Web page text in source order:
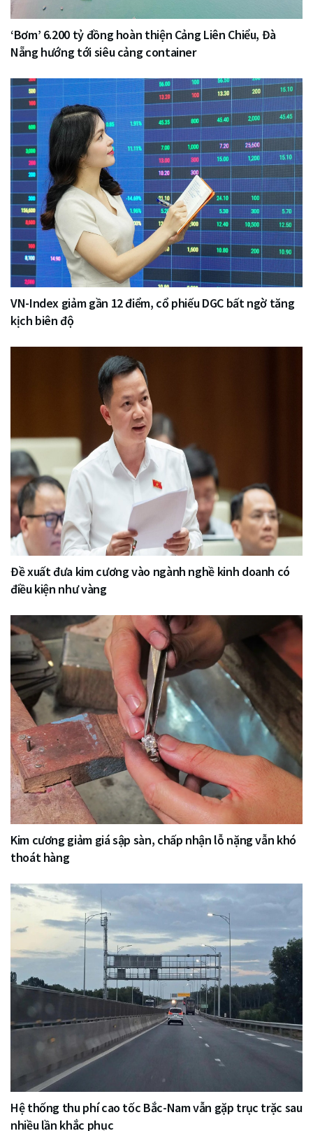
‘Bơm’ 6.200 tỷ đồng hoàn thiện Cảng Liên Chiểu, Đà
Nẵng hướng tới siêu cảng container
VN-Index giảm gần 12 điểm, cổ phiếu DGC bất ngờ tăng
kịch biên độ
Đề xuất đưa kim cương vào ngành nghề kinh doanh có
điều kiện như vàng
Kim cương giảm giá sập sàn, chấp nhận lỗ nặng vẫn khó
thoát hàng
Hệ thống thu phí cao tốc Bắc-Nam vẫn gặp trục trặc sau
nhiều lần khắc phục